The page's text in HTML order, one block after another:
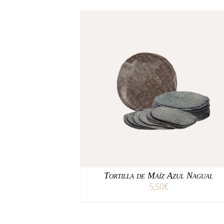
AÑADIR AL CARRITO / DETALLES
Tortilla de Maíz Azul Nagual
5,50€